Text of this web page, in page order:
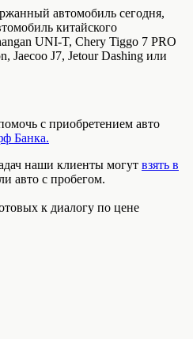
автомобиль сегодня,
китайского
UNI-T, Chery Tiggo 7 PRO
Jaecoo J7, Jetour Dashing или
с приобретением авто
Банка.
наши клиенты могут взять в
авто с пробегом.
к диалогу по цене